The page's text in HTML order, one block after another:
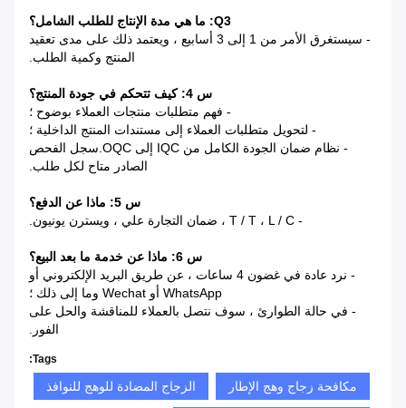
Q3: ما هي مدة الإنتاج للطلب الشامل؟
- سيستغرق الأمر من 1 إلى 3 أسابيع ، ويعتمد ذلك على مدى تعقيد
المنتج وكمية الطلب.
س 4: كيف تتحكم في جودة المنتج؟
- فهم متطلبات منتجات العملاء بوضوح ؛
- لتحويل متطلبات العملاء إلى مستندات المنتج الداخلية ؛
- نظام ضمان الجودة الكامل من IQC إلى OQC.سجل الفحص
الصادر متاح لكل طلب.
س 5: ماذا عن الدفع؟
- T / T ، L / C ، ضمان التجارة علي ، ويسترن يونيون.
س 6: ماذا عن خدمة ما بعد البيع؟
- نرد عادة في غضون 4 ساعات ، عن طريق البريد الإلكتروني أو
WhatsApp أو Wechat وما إلى ذلك ؛
- في حالة الطوارئ ، سوف نتصل بالعملاء للمناقشة والحل على
الفور.
Tags:
مكافحة زجاج وهج الإطار الزجاج المضادة للوهج للنوافذ